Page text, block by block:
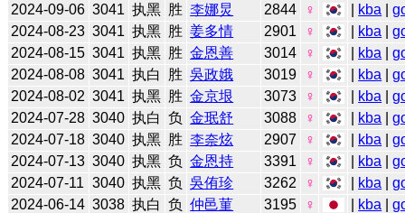
2024-09-06 3041 执黑 胜 李娜炅 2844 ♀ kba |
2024-08-23 3041 执黑 胜 姜多情 2901 ♀ kba |
2024-08-15 3041 执黑 胜 金恩善 3014 ♀ kba |
2024-08-08 3041 执白 胜 吳政娥 3019 ♀ kba |
2024-08-02 3041 执黑 胜 金京垠 3073 ♀ kba |
2024-07-28 3040 执白 负 金珉舒 3088 ♀ kba |
2024-07-18 3040 执黑 胜 李奈炫 2907 ♀ kba |
2024-07-13 3040 执黑 负 金恩持 3391 ♀ kba |
2024-07-11 3040 执黑 负 吳侑珍 3262 ♀ kba |
2024-06-14 3038 执白 负 仲邑菫 3195 ♀ kba |